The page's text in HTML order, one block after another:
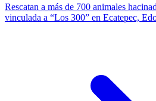
Rescatan a más de 700 animales
vinculada a “Los 300” en Ecatepec,